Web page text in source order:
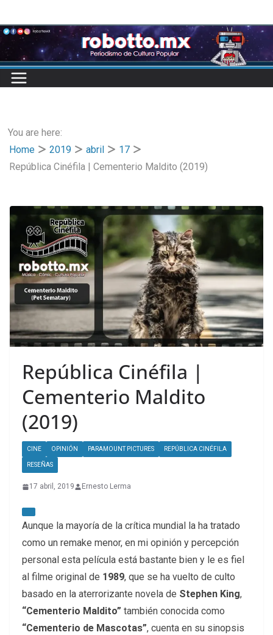
to
content
You are here:
Home
2019 abril
17
República Cinéfila | Cementerio Maldito (2019)
República Cinéfila |
Cementerio Maldito
(2019)
CINE OPINIÓN PARAMOUNT PICTURES REPÚBLICA CINÉFILA
RESEÑAS
17 abril, 2019 Ernesto Lerma
Aunque la mayoría de la crítica mundial la ha tratado
como un remake menor, en mi opinión y percepción
personal esta película está bastante bien y le es fiel
al filme original de 1989, que se ha vuelto de culto
basado en la aterrorizante novela de Stephen King,
“Cementerio Maldito” también conocida como
“Cementerio de Mascotas”, cuenta en su sinopsis